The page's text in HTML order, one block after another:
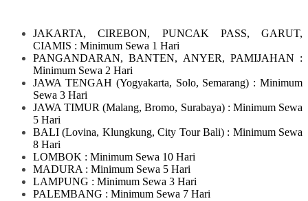
JAKARTA, CIREBON, PUNCAK PASS, GARUT,
CIAMIS : Minimum Sewa 1 Hari
PANGANDARAN, BANTEN, ANYER, PAMIJAHAN :
Minimum Sewa 2 Hari
JAWA TENGAH (Yogyakarta, Solo, Semarang) : Minimum
Sewa 3 Hari
JAWA TIMUR(Malang, Bromo, Surabaya) : Minimum Sewa
5 Hari
BALI (Lovina, Klungkung, City Tour Bali) : Minimum Sewa
8 Hari
LOMBOK : Minimum Sewa 10 Hari
MADURA : Minimum Sewa 5 Hari
LAMPUNG : Minimum Sewa 3 Hari
PALEMBANG : Minimum Sewa 7 Hari